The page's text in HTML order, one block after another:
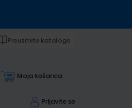
Preuzmite kataloge
Moja košarica
Prijavite se